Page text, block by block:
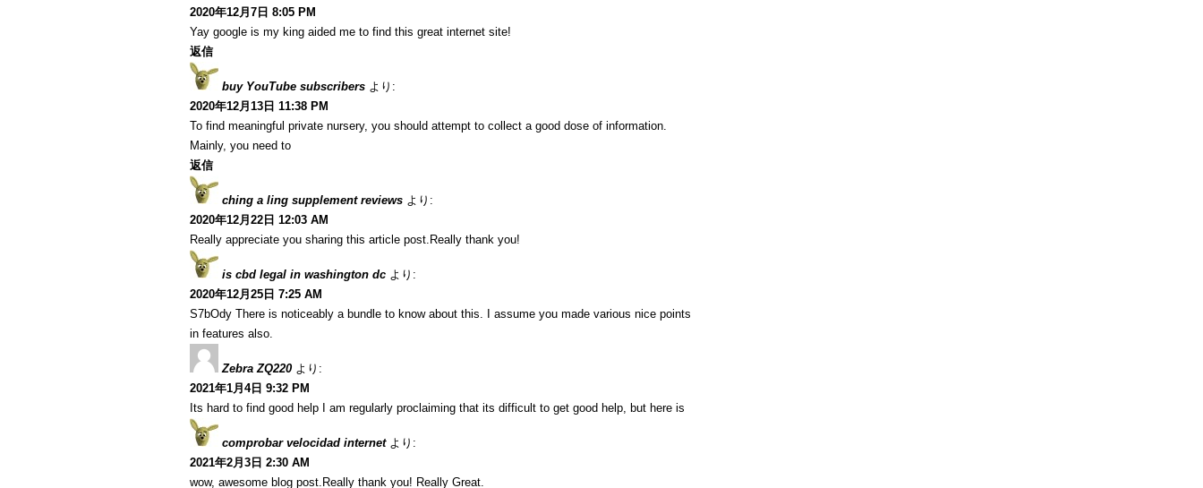
2020年12月7日 8:05 PM
Yay google is my king aided me to find this great internet site!
返信
buy YouTube subscribers より:
2020年12月13日 11:38 PM
To find meaningful private nursery, you should attempt to collect a good dose of information.
Mainly, you need to
返信
ching a ling supplement reviews より:
2020年12月22日 12:03 AM
Really appreciate you sharing this article post.Really thank you!
is cbd legal in washington dc より:
2020年12月25日 7:25 AM
S7bOdy There is noticeably a bundle to know about this. I assume you made various nice points
in features also.
Zebra ZQ220 より:
2021年1月4日 9:32 PM
Its hard to find good help I am regularly proclaiming that its difficult to get good help, but here is
comprobar velocidad internet より:
2021年2月3日 2:30 AM
wow, awesome blog post.Really thank you! Really Great.